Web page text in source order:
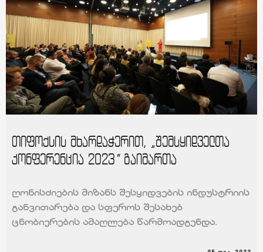
თიფოქსის მხარდაჭერით, „შემსყიდველთა
კონფერენცია 2023“ გაიმართა
ღონისძიების მიზანს შესყიდვების ინდუსტრიის
განვითარება და სფეროს შესახებ
ცნობიერების ამაღლება წარმოადგენდა.